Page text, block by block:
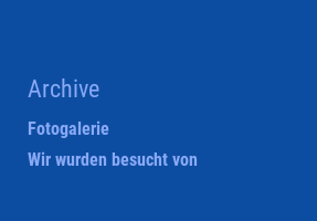
Archive
Fotogalerie
Wir wurden besucht von